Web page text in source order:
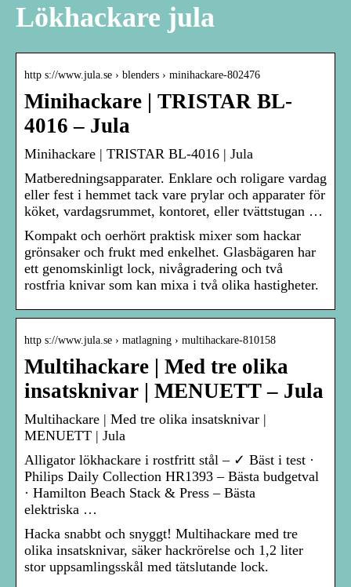
Lökhackare jula
http s://www.jula.se › blenders › minihackare-802476
Minihackare | TRISTAR BL-
4016 – Jula
Minihackare | TRISTAR BL-4016 | Jula
Matberedningsapparater. Enklare och roligare vardag
eller fest i hemmet tack vare prylar och apparater för
köket, vardagsrummet, kontoret, eller tvättstugan …
Kompakt och oerhört praktisk mixer som hackar
grönsaker och frukt med enkelhet. Glasbägaren har
ett genomskinligt lock, nivågradering och två
rostfria knivar som kan mixa i två olika hastigheter.
http s://www.jula.se › matlagning › multihackare-810158
Multihackare | Med tre olika
insatsknivar | MENUETT – Jula
Multihackare | Med tre olika insatsknivar |
MENUETT | Jula
Alligator lökhackare i rostfritt stål – ✓ Bäst i test ·
Philips Daily Collection HR1393 – Bästa budgetval
· Hamilton Beach Stack & Press – Bästa
elektriska …
Hacka snabbt och snyggt! Multihackare med tre
olika insatsknivar, säker hackrörelse och 1,2 liter
stor uppsamlingsskål med tätslutande lock.